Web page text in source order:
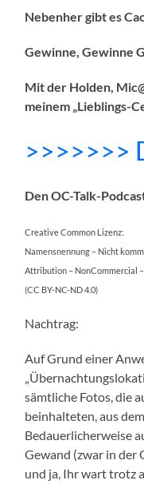
Nebenher gibt es
Gewinne, Gewinne
Mit der Holden,
meinem „Lieblings-
>>>>>>>
Den OC-Talk-
Creative Common Lizenz:
Namensnennung – Nicht
Attribution – NonCommercial
(CC BY-NC-ND 4.0)
Nachtrag:
Auf Grund einer
sämtliche Fotos, die
beinhalteten, aus
Bedauerlicherweise
Gewand (zwar in der
und ja, Ihr wart trotz